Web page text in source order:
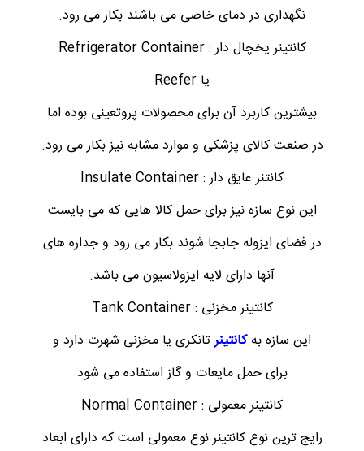
نگهداری در دمای خاصی می باشند بکار می رود.
کانتینر یخچال دار : Refrigerator Container
یا Reefer
بیشترین کاربرد آن برای محصولات پروتعینی بوده اما
در صنعت کالای پزشکی و موارد مشابه نیز بکار می رود.
کانتنر عایق دار : Insulate Container
این نوع سازه نیز برای حمل کالا هایی که می بایست
در فضای ایزوله جابجا شوند بکار می رود و جداره های
آنها دارای لایه ایزولاسیون می باشد.
کانتینر مخزنی : Tank Container
این سازه بهکانتینرتانکری یا مخزنی شهرت دارد و
برای حمل مایعات و گاز استفاده می شود
کانتینر معمولی : Normal Container
رایج ترین نوع کانتینر نوع معمولی است که دارای ابعاد